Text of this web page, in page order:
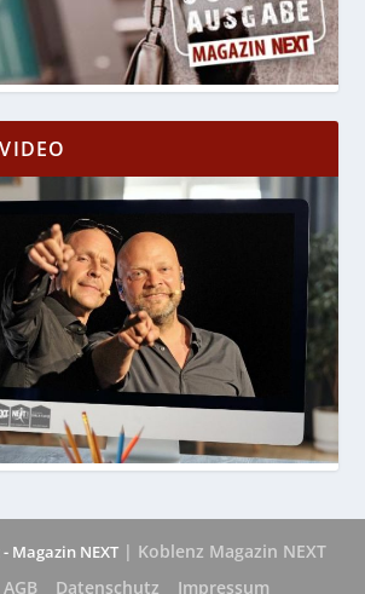
Magazin NEXT| Koblenz Magazin NEXT
AGB Datenschutz Impressum